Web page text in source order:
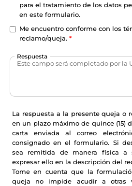
para el tratamiento de los datos
en este formulario.
Me encuentro conforme con los
reclamo/queja. *
Respuesta
La respuesta a la presente queja o
en un plazo máximo de quince (15)
carta enviada al correo
consignado en el formulario. Si
sea remitida de manera física a
expresar ello en la descripción del
Tome en cuenta que la
queja no impide acudir a otras